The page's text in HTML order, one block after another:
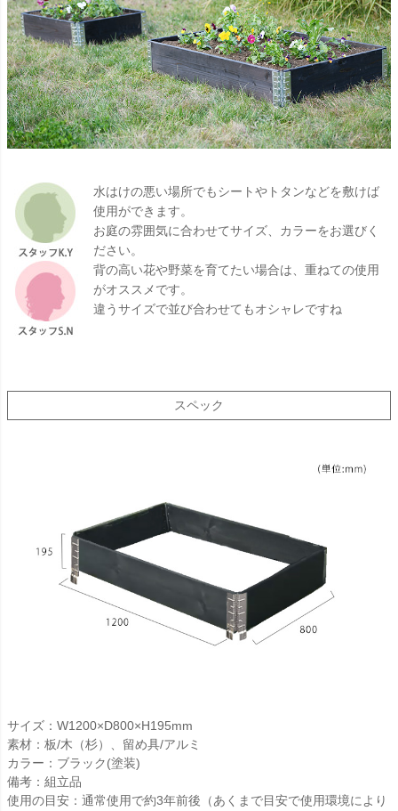
水はけの悪い場所でもシートやトタンなどを敷けば
使用ができます。
お庭の雰囲気に合わせてサイズ、カラーをお選びく
ださい。
背の高い花や野菜を育てたい場合は、重ねての使用
がオススメです。
違うサイズで並び合わせてもオシャレですね
スペック
サイズ：W1200×D800×H195mm
素材：板/木（杉）、留め具/アルミ
カラー：ブラック(塗装)
備考：組立品
使用の目安：通常使用で約3年前後（あくまで目安で使用環境により